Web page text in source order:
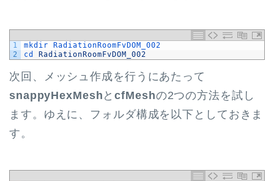
1
2
mkdir
RadiationRoomFvDOM_002
cd
RadiationRoomFvDOM_002
次回、メッシュ作成を行うにあたって
snappyHexMesh とcfMeshの2つの方法を試し
ます。ゆえに、フォルダ構成を以下としておきま
す。